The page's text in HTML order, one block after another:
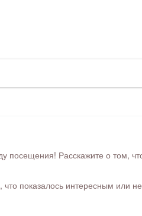
Расскажите о том, что
показалось интересным или